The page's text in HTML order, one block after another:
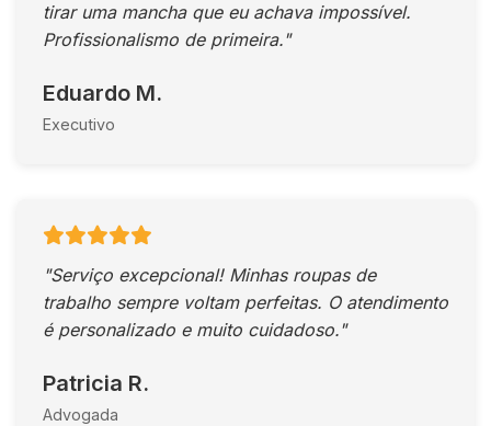
tirar uma mancha que eu achava impossível.
Profissionalismo de primeira."
Eduardo M.
Executivo
"Serviço excepcional! Minhas roupas de
trabalho sempre voltam perfeitas. O atendimento
é personalizado e muito cuidadoso."
Patricia R.
Advogada